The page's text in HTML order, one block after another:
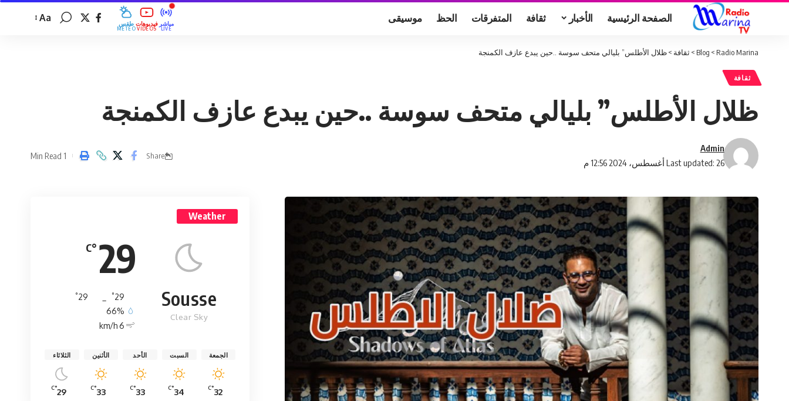
الصفحة الرئيسية الأخبار ثقافة المتفرقات الحظ موسيقى طقس
MÉTÉO
فيديوهات
VIDÉOS
مباشر
LIVE
Aa
Radio Marina
>
Blog
>ثقافة >ظلال الأطلس” بليالي متحف سوسة ..حين يبدع عازف الكمنجة
ثقافة
ظلال الأطلس” بليالي متحف سوسة ..حين يبدع عازف الكمنجة
Last updated: 26 أغسطس، 2024 12:56 م
Admin
Share
1 Min Read
Weather
29
°C
Sousse
Clear Sky
29
°
29
°
66%
6 km/h
الجمعة
32
°C
السبت
34
°C
الأحد
33
°C
الأثنين
33
°C
الثلاثاء
29
°C